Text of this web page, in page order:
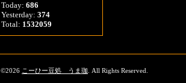
Today: 686
Yesterday: 374
Total: 1532059
©2026 こーひー豆処 うま珈 . All Rights Reserved.